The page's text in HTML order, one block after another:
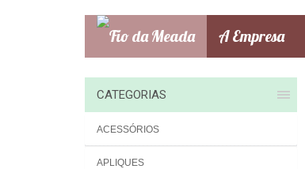
A Empresa
CATEGORIAS
ACESSÓRIOS
APLIQUES